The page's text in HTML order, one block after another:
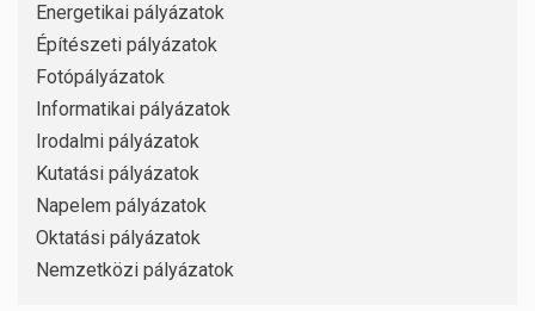
Energetikai pályázatok
Építészeti pályázatok
Fotópályázatok
Informatikai pályázatok
Irodalmi pályázatok
Kutatási pályázatok
Napelem pályázatok
Oktatási pályázatok
Nemzetközi pályázatok